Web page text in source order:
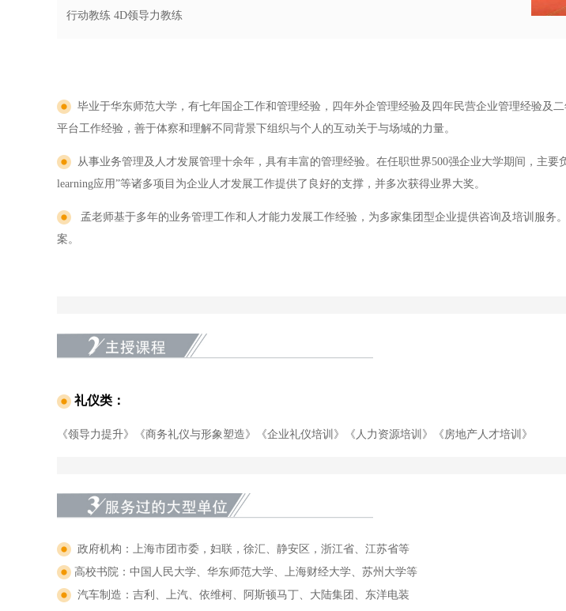
行动教练 4D领导力教练
毕业于华东师范大学，有七年国企工作和管理经验，四年外企管理经验及四年民营企业管理经验及
平台工作经验，善于体察和理解不同背景下组织与个人的互动关于与场域的力量。
从事业务管理及人才发展管理十余年，具有丰富的管理经验。在任职世界500强企业大学期间，主
learning应用”等诸多项目为企业人才发展工作提供了良好的支撑，并多次获得业界大奖。
孟老师基于多年的业务管理工作和人才能力发展工作经验，为多家集团型企业提供咨询及培训服
案。
礼仪类：
《领导力提升》《商务礼仪与形象塑造》《企业礼仪培训》《人力资源培训》 《房地产人才培训》
政府机构：上海市团市委，妇联，徐汇、静安区，浙江省、江苏省等
高校书院：中国人民大学、华东师范大学、上海财经大学、苏州大学等
汽车制造：吉利、上汽、依维柯、阿斯顿马丁、大陆集团、东洋电装